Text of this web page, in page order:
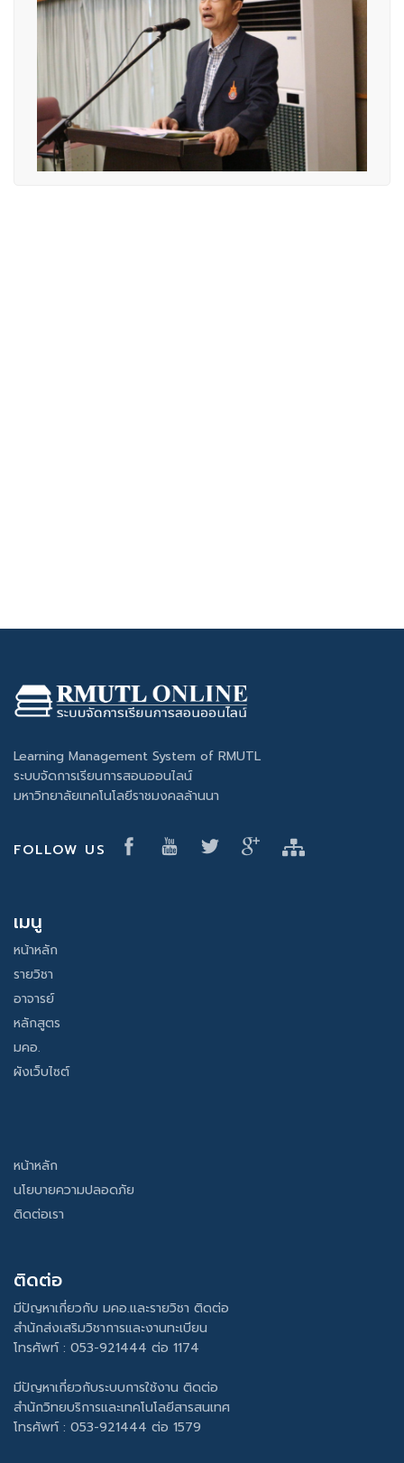
Learning Management System of RMUTL
ระบบจัดการเรียนการสอนออนไลน์
มหาวิทยาลัยเทคโนโลยีราชมงคลล้านนา
FOLLOW US
เมนู
หน้าหลัก
รายวิชา
อาจารย์
หลักสูตร
มคอ.
ผังเว็บไซต์
หน้าหลัก
นโยบายความปลอดภัย
ติดต่อเรา
ติดต่อ
มีปัญหาเกี่ยวกับ มคอ.และรายวิชา ติดต่อ
สำนักส่งเสริมวิชาการและงานทะเบียน
โทรศัพท์ : 053-921444 ต่อ 1174
มีปัญหาเกี่ยวกับระบบการใช้งาน ติดต่อ
สำนักวิทยบริการและเทคโนโลยีสารสนเทศ
โทรศัพท์ : 053-921444 ต่อ 1579